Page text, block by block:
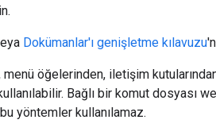
Dokümanlar'ı genişletme kılavuzu
öğelerinden, iletişim
Bağlı bir komut dosyası
bu yöntemler kullanılamaz.